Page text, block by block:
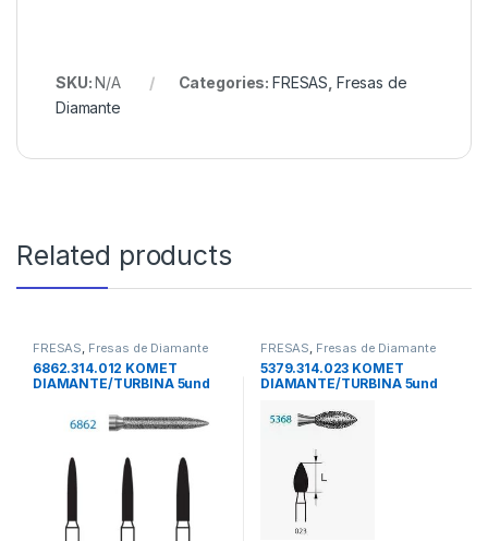
SKU:N/A Categories: FRESAS Fresas de
Diamante
Related products
FRESAS, Fresas de Diamante
6862.314.012 KOMET
DIAMANTE/TURBINA 5und
FRESAS, Fresas de Diamante
5379.314.023 KOMET
DIAMANTE/TURBINA 5und